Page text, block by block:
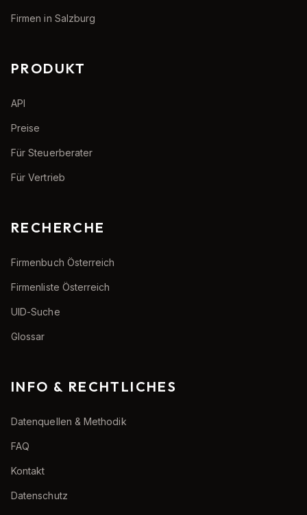
Firmen in Salzburg
PRODUKT
API
Preise
Für Steuerberater
Für Vertrieb
RECHERCHE
Firmenbuch Österreich
Firmenliste Österreich
UID-Suche
Glossar
INFO & RECHTLICHES
Datenquellen & Methodik
FAQ
Kontakt
Datenschutz